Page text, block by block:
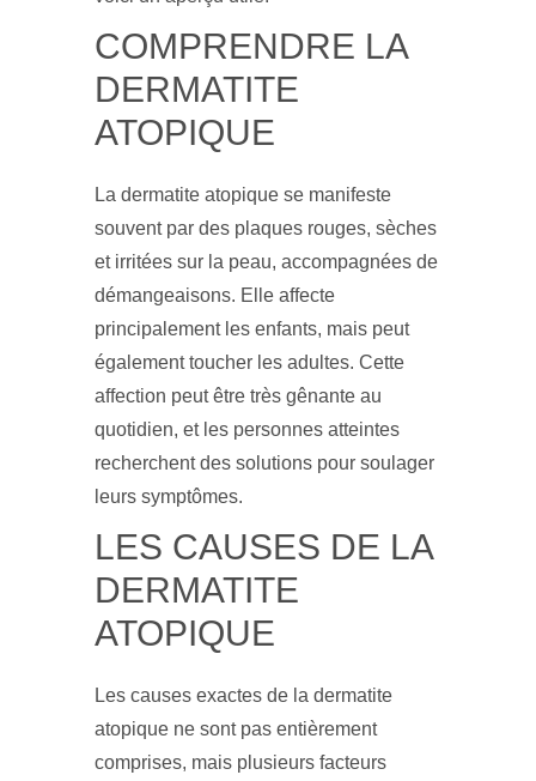
COMPRENDRE LA
DERMATITE
ATOPIQUE
La dermatite atopique se manifeste
souvent par des plaques rouges, sèches
et irritées sur la peau, accompagnées de
démangeaisons. Elle affecte
principalement les enfants, mais peut
également toucher les adultes. Cette
affection peut être très gênante au
quotidien, et les personnes atteintes
recherchent des solutions pour soulager
leurs symptômes.
LES CAUSES DE LA
DERMATITE
ATOPIQUE
Les causes exactes de la dermatite
atopique ne sont pas entièrement
comprises, mais plusieurs facteurs